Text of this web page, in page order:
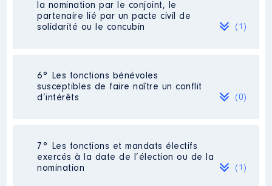
Evaluation: 250 € │ Nombre de parts
détenues : 250 │ Pourcentage du
connue à ce jour
Contrôle d'une activité de conseil
la nomination par le conjoint, le
partenaire lié par un pacte civil de
solidarité ou le concubin
(1)
Activité professionnelle
non publiées] vendeuse [Données non
publiées]
6° Les fonctions bénévoles
susceptibles de faire naître un conflit
d’intérêts
(0)
Néant
7° Les fonctions et mandats électifs
exercés à la date de l’élection ou de la
nomination
(1)